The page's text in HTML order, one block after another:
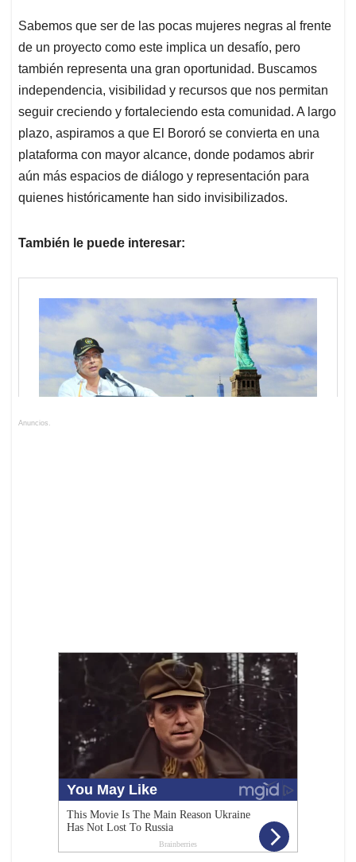
Sabemos que ser de las pocas mujeres negras al frente
de un proyecto como este implica un desafío, pero
también representa una gran oportunidad. Buscamos
independencia, visibilidad y recursos que nos permitan
seguir creciendo y fortaleciendo esta comunidad. A largo
plazo, aspiramos a que El Bororó se convierta en una
plataforma con mayor alcance, donde podamos abrir
aún más espacios de diálogo y representación para
quienes históricamente han sido invisibilizados.
También le puede interesar:
Anuncios.